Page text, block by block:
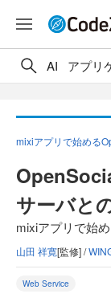
AI アプリ
mixiアプリで始める
サーバと
mixiアプリで始
山田 祥寛[監修] /
Web Service